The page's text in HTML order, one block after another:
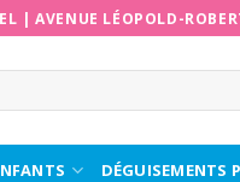
|AVENUE LÉOPOLD-
DÉGUISEMENTS